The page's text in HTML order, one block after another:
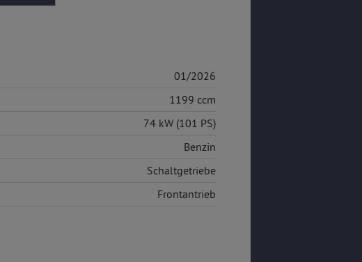
01/2026
1199 ccm
74 kW (101 PS)
Benzin
Schaltgetriebe
Frontantrieb